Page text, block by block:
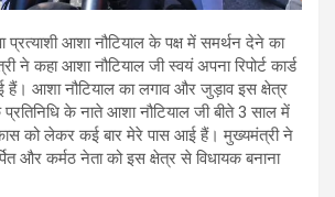
प्रत्याशी आशा नौटियाल के पक्ष में समर्थन देने का
ने कहा आशा नौटियाल जी स्वयं अपना रिपोर्ट कार्ड
आशा नौटियाल का लगाव और जुड़ाव इस क्षेत्र
के नाते आशा नौटियाल जी बीते 3 साल में
को लेकर कई बार मेरे पास आई हैं। मुख्यमंत्री ने
और कर्मठ नेता को इस क्षेत्र से विधायक बनाना